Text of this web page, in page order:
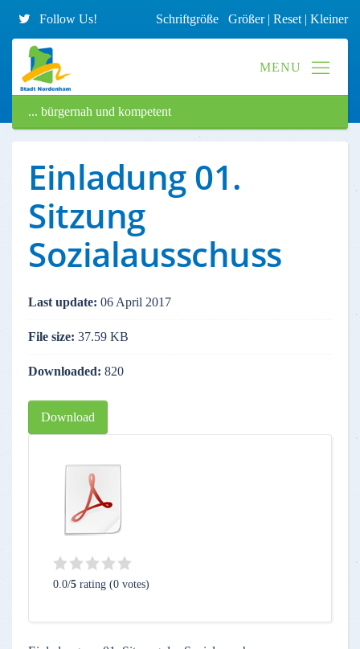
Follow Us! Schriftgröße Größer| Reset | Kleiner
... bürgernah und kompetent
Einladung 01.
Sitzung
Sozialausschuss
Last update: 06 April 2017
File size: 37.59 KB
Downloaded: 820
Download
0.0/5 rating (0 votes)